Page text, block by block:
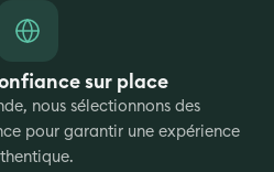
sur place
nous sélectionnons des
pour garantir une expérience